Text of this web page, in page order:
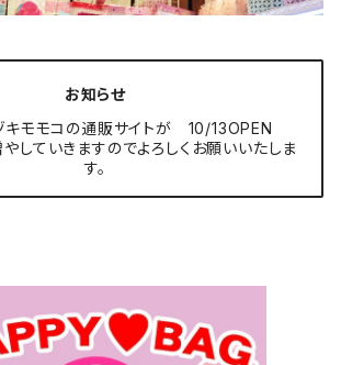
お知らせ
キモモコの通販サイトが 10/13OPEN
していきますのでよろしくお願いいたしま
す。